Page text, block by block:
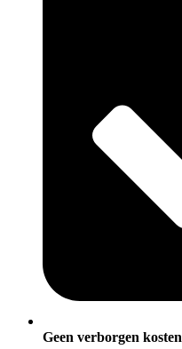
Geen verborgen kosten